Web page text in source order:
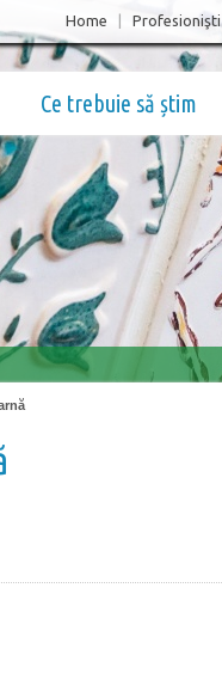
Home Profesionişti
Ce trebuie să știm